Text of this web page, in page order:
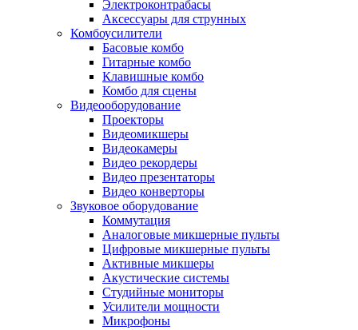
Электроконтрабасы
Аксессуары для струнных
Комбоусилители
Басовые комбо
Гитарные комбо
Клавишные комбо
Комбо для сцены
Видеооборудование
Проекторы
Видеомикшеры
Видеокамеры
Видео рекордеры
Видео презентаторы
Видео конверторы
Звуковое оборудование
Коммутация
Аналоговые микшерные пульты
Цифровые микшерные пульты
Активные микшеры
Акустические системы
Студийные мониторы
Усилители мощности
Микрофоны